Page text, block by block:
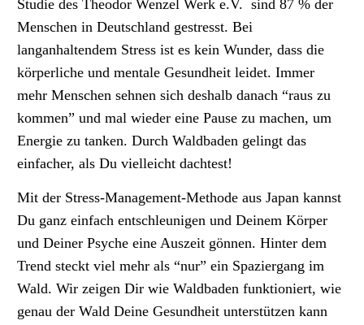
Studie des Theodor Wenzel Werk e.V. sind 87 % der
Menschen in Deutschland gestresst. Bei
langanhaltendem Stress ist es kein Wunder, dass die
körperliche und mentale Gesundheit leidet. Immer
mehr Menschen sehnen sich deshalb danach “raus zu
kommen” und mal wieder eine Pause zu machen, um
Energie zu tanken. Durch Waldbaden gelingt das
einfacher, als Du vielleicht dachtest!
Mit der Stress-Management-Methode aus Japan kannst
Du ganz einfach entschleunigen und Deinem Körper
und Deiner Psyche eine Auszeit gönnen. Hinter dem
Trend steckt viel mehr als “nur” ein Spaziergang im
Wald. Wir zeigen Dir wie Waldbaden funktioniert, wie
genau der Wald Deine Gesundheit unterstützen kann